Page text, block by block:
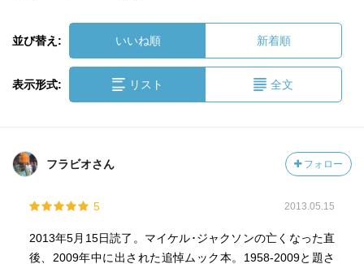
並び替え: いいね順 新着順
表示形式: リスト 全文
フラビオさん フォロー
5 2013.05.15
2013年5月15日読了。マイケル･ジャクソンの亡くなった直
後、2009年中に出された追悼ムック本。1958-2009と題さ